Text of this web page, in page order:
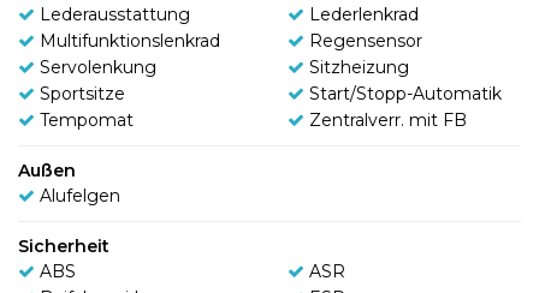
Lederausstattung
Lederlenkrad
Multifunktionslenkrad
Regensensor
Servolenkung
Sitzheizung
Sportsitze
Start/Stopp-Automatik
Tempomat
Zentralverr. mit FB
Außen
Alufelgen
Sicherheit
ABS
ASR